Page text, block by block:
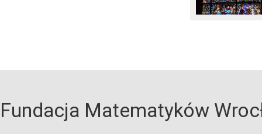
Fundacja Matematyków